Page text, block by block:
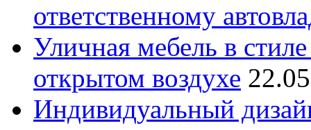
ответственному
Уличная мебель в
открытом воздухе
Индивидуальный